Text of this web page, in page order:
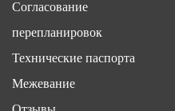
Согласование
перепланировок
Технические паспорта
Межевание